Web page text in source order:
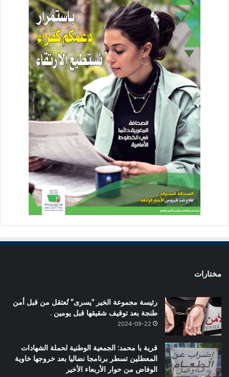
مختارات
رئيسة مجموعة الخير “يسرى” تُعتقل من قبل أمن
طنجة بعد توقيف شقيقها قبل يومين .
2024-09-22
قرية با محمد: الجمعية الوطنية لحملة الشهادات
المعطلين تسطر برنامجا نضاليا بعد خروجها خاوية
الوفاض من حوار الأربعاء الأخير